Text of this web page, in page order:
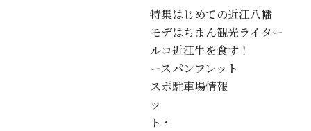
特集
モデ
ルコ
ース
スポ
ッ
ト・
はじめての近江八幡
はちまん観光ライター
近江牛を食す！
パンフレット
駐車場情報